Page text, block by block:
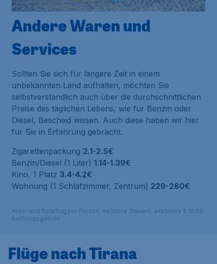
Andere Waren und
Services
Sollten Sie sich für längere Zeit in einem
unbekannten Land aufhalten, möchten Sie
selbstverständlich auch über die durchschnittlichen
Preise des täglichen Lebens, wie für Benzin oder
Diesel, Bescheid wissen. Auch diese haben wir hier
für Sie in Erfahrung gebracht.
Zigarettenpackung 2.1-2.5€
Benzin/Diesel (1 Liter) 1.14-1.39€
Kino, 1 Platz 3.4-4.2€
Wohnung (1 Schlafzimmer, Zentrum) 229-280€
*Hin- und Rückflug pro Person, inklusive Steuern, exklusive € 19,99
Buchungsgebühr.
Flüge nach Tirana